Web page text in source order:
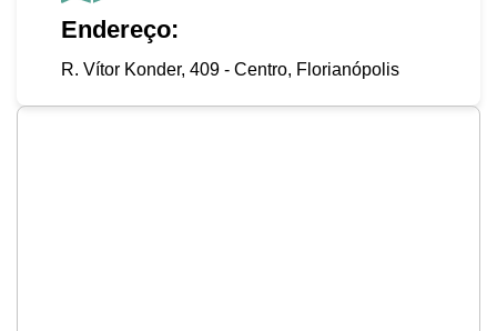
Endereço:
R. Vítor Konder, 409 - Centro, Florianópolis